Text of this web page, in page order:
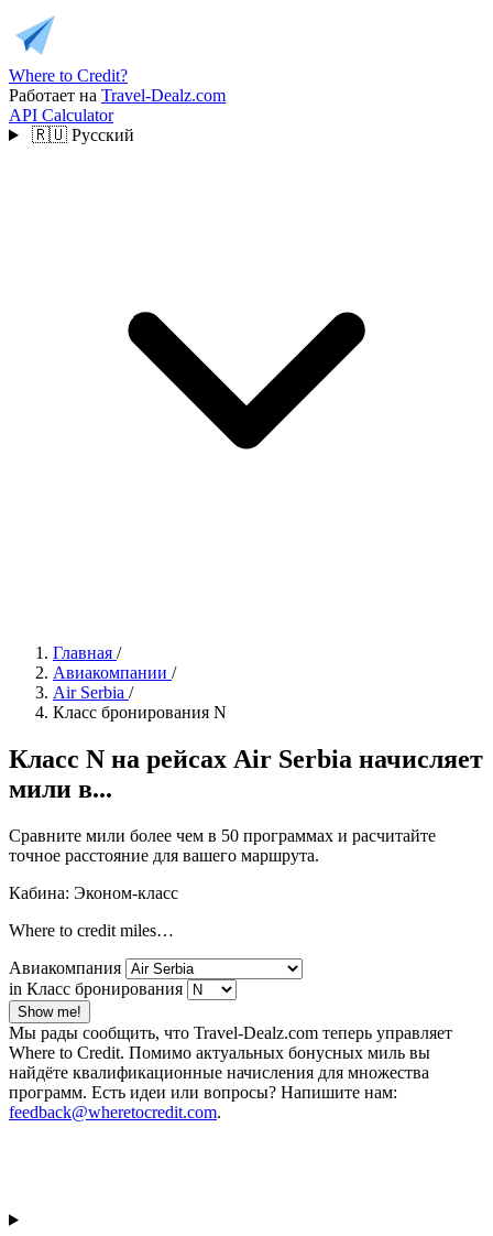
Where to Credit?
Работает на Travel-Dealz.com
API Calculator
🇷🇺 Русский
Главная /
Авиакомпании /
Air Serbia /
Класс бронирования N
Класс N на рейсах Air Serbia начисляет
мили в...
Сравните мили более чем в 50 программах и расчитайте
точное расстояние для вашего маршрута.
Кабина: Эконом-класс
Where to credit miles…
Авиакомпания
in Класс бронирования
Show me!
Мы рады сообщить, что Travel-Dealz.com теперь управляет
Where to Credit. Помимо актуальных бонусных миль вы
найдёте квалификационные начисления для множества
программ. Есть идеи или вопросы? Напишите нам:
feedback@wheretocredit.com.